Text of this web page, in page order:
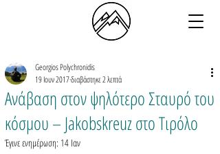
Ανάβαση στον ψηλότερο Σταυρό του
κόσμου – Jakobskreuz στο Τιρόλο
Georgios Polychronidis
19 Ιουν 2017διαβάστηκε 2 λεπτά
Έγινε ενημέρωση: 14 Ιαν